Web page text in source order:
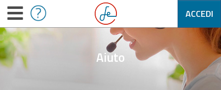
ACCEDI
Aiuto